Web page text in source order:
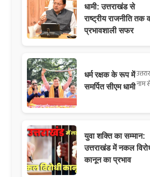
धामी: उत्तराखंड से
राष्ट्रीय राजनीति तक
प्रभावशाली सफर
धर्म रक्षक के रूप में
समर्पित सीएम धामीनाम
युवा शक्ति का सम्मान:
उत्तराखंड में नकल
कानून का प्रभाव